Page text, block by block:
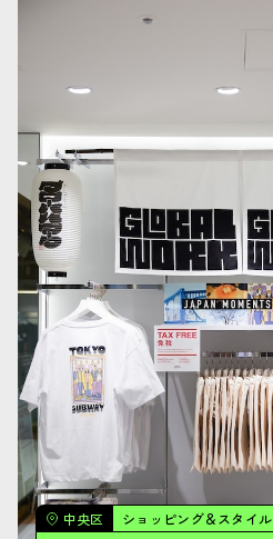
中央区 ショッピング＆スタイル